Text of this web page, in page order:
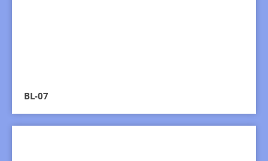
BL-07